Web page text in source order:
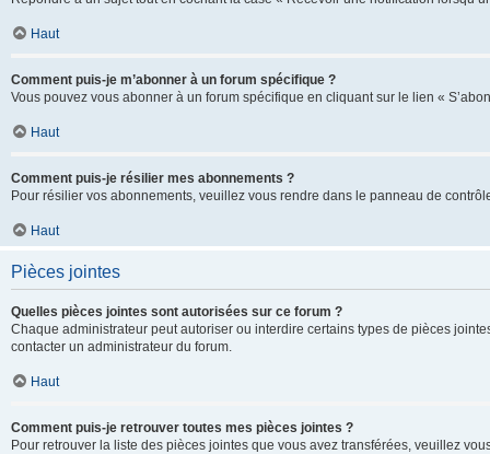
Haut
Comment puis-je m’abonner à un forum spécifique ?
Vous pouvez vous abonner à un forum spécifique en cliquant sur le lien «
Haut
Comment puis-je résilier mes abonnements ?
Pour résilier vos abonnements, veuillez vous rendre dans le panneau de
Haut
Pièces jointes
Quelles pièces jointes sont autorisées sur ce forum ?
Chaque administrateur peut autoriser ou interdire certains types de pièces
contacter un administrateur du forum.
Haut
Comment puis-je retrouver toutes mes pièces jointes ?
Pour retrouver la liste des pièces jointes que vous avez transférées, veuillez